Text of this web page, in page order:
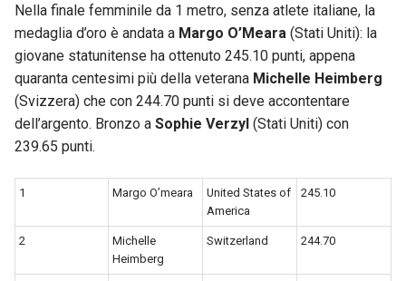
Nella finale femminile da 1 metro, senza atlete italiane, la
medaglia d’oro è andata a Margo O’Meara (Stati Uniti): la
giovane statunitense ha ottenuto 245.10 punti, appena
quaranta centesimi più della veterana Michelle Heimberg
(Svizzera) che con 244.70 punti si deve accontentare
dell’argento. Bronzo a Sophie Verzyl (Stati Uniti) con
239.65 punti.
1 Margo O’meara
United States of
America
245.10
2
Michelle
Heimberg
Switzerland 244.70